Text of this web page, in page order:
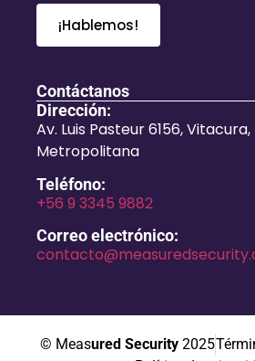
¡Hablemos!
Contáctanos
Dirección:
Av. Luis Pasteur 6156,
Metropolitana
Teléfono:
+56 9 3345 9882
Correo electrónico:
© Measured Security2025